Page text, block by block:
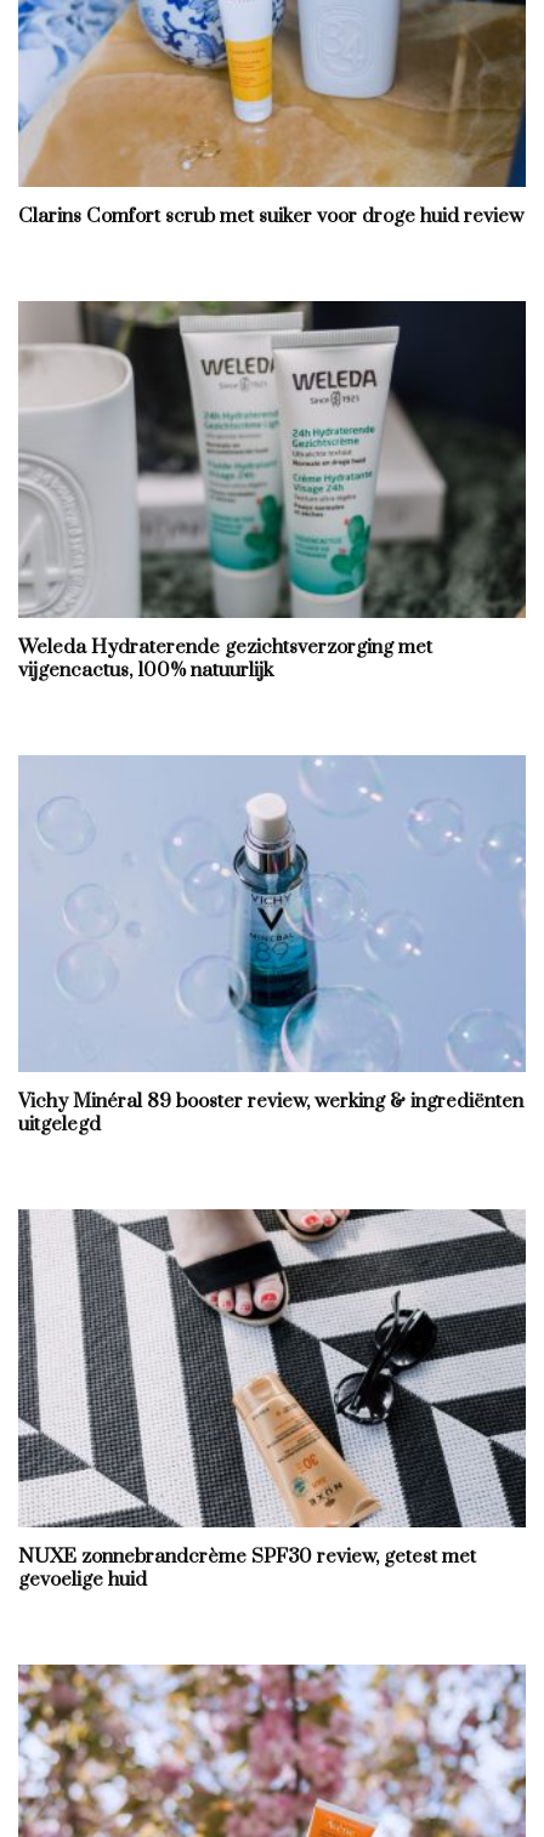
Clarins Comfort scrub met suiker voor droge huid review
Weleda Hydraterende gezichtsverzorging met
vijgencactus, 100% natuurlijk
Vichy Minéral 89 booster review, werking & ingrediënten
uitgelegd
NUXE zonnebrandcrème SPF30 review, getest met
gevoelige huid